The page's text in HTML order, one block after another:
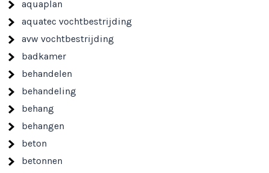
aquaplan
aquatec vochtbestrijding
avw vochtbestrijding
badkamer
behandelen
behandeling
behang
behangen
beton
betonnen